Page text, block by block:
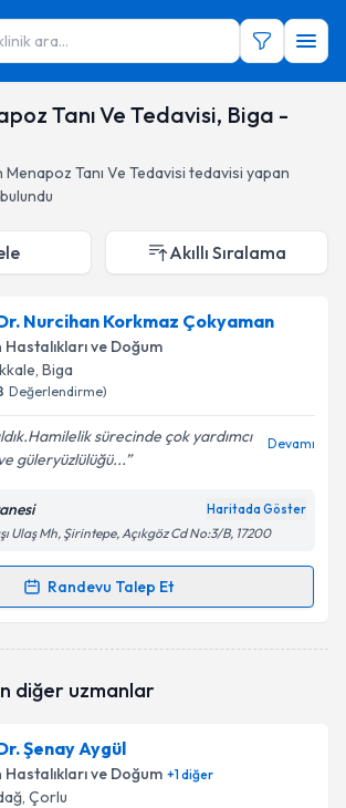
ara...
Tanı Ve Tedavisi, Biga -
Menapoz Tanı Ve Tedavisi tedavisi yapan
Akıllı Sıralama
Nurcihan Korkmaz Çokyaman
Hastalıkları ve Doğum
, Biga
Değerlendirme)
sürecinde çok yardımcı
güleryüzlülüğü...
Devamı
Haritada Göster
Ulaş Mh, Şirintepe, Açıkgöz Cd No:3/B, 17200
Randevu Talep Et
Takvimi Talebi
oluşturun. Size bu uzmandan randevu
diğer uzmanlar
Şenay Aygül
Hastalıkları ve Doğum +1diğer
, Çorlu